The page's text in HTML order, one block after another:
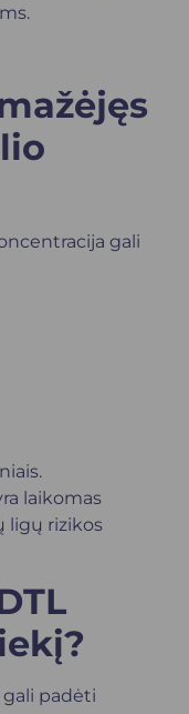
gali
laikomas
ligų rizikos
padėti